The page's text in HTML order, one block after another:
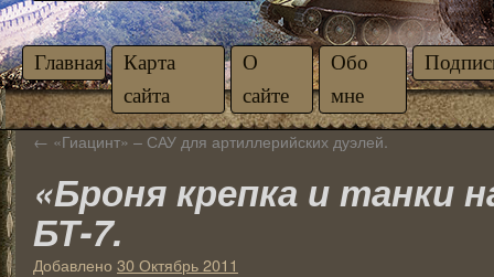
Главная
Карта
сайта
О
сайте
Обо
мне
← «Гиацинт» – САУ для артиллерийских дуэлей.
«Броня крепка и
БТ-7.
Добавлено 30 Октябрь 2011